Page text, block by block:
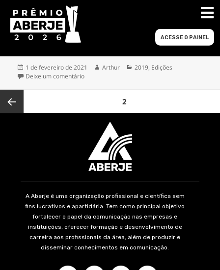
ACESSE O PAINEL
Arthur
Sul
Publicado
em
1 de fevereiro de 2021 Autor
Arthur Categorias
2019, Edições
Deixe um comentárioem Sul
de
PÁGINA2
A Aberje é uma organização profissional e científica sem
fins lucrativos e apartidária. Tem como principal objetivo
fortalecer o papel da comunicação nas empresas e
instituições, oferecer formação e desenvolvimento de
carreira aos profissionais da área, além de produzir e
disseminar conhecimentos em comunicação.